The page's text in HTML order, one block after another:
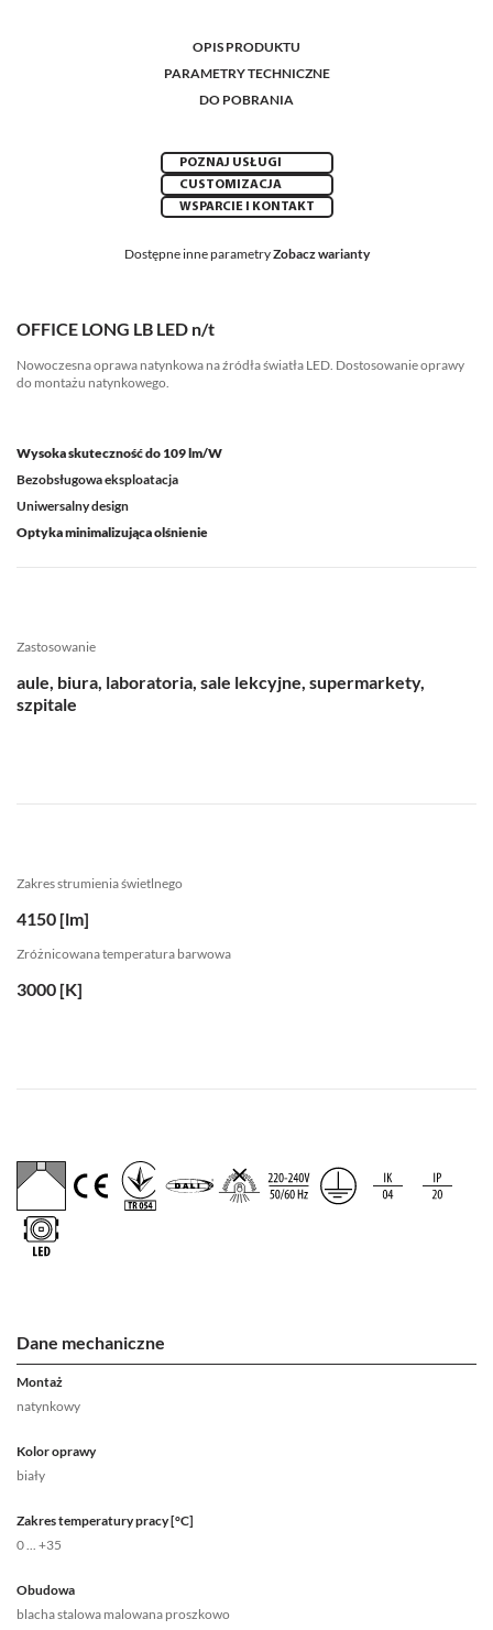
OPIS PRODUKTU
PARAMETRY TECHNICZNE
DO POBRANIA
POZNAJ USŁUGI
CUSTOMIZACJA
WSPARCIE I KONTAKT
Dostępne inne parametryZobacz warianty
OFFICE LONG LB LED n/t
Nowoczesna oprawa natynkowa na źródła światła LED. Dostosowanie oprawy
do montażu natynkowego.
Wysoka skuteczność do 109 lm/W
Bezobsługowa eksploatacja
Uniwersalny design
Optyka minimalizująca olśnienie
Zastosowanie
aule, biura, laboratoria, sale lekcyjne, supermarkety,
szpitale
Zakres strumienia świetlnego
4150 [lm]
Zróżnicowana temperatura barwowa
3000 [K]
Dane mechaniczne
Montaż
natynkowy
Kolor oprawy
biały
Zakres temperatury pracy [°C]
0 ... +35
Obudowa
blacha stalowa malowana proszkowo